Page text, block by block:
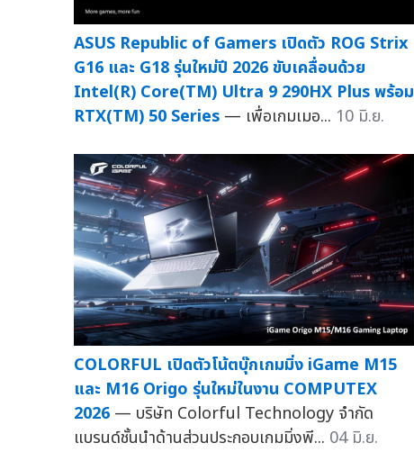
ASUS Republic of Gamers เปิดตัว ROG Strix
G16 และ G18 รุ่นใหม่ปี 2026 ขับเคลื่อนด้วย
Intel(R) Core(TM) Ultra 9 290HX Plus พร้อม
RTX(TM) 50 Series — เพื่อเกมเมอ... 10 มิ.ย.
COLORFUL เปิดตัวโน้ตบุ๊กเกมมิ่ง iGame M15
และ M16 Origo รุ่นใหม่ในงาน COMPUTEX
2026 — บริษัท Colorful Technology จำกัด
แบรนด์ชั้นนำด้านส่วนประกอบเกมมิ่งพี... 04 มิ.ย.